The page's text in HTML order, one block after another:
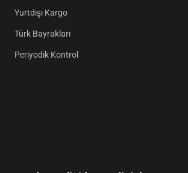
Yurtdışı Kargo
Türk Bayrakları
Periyodik Kontrol